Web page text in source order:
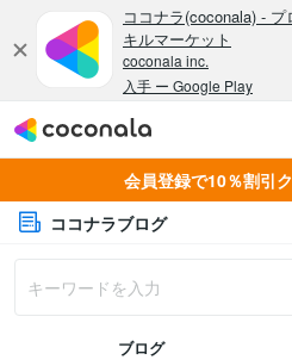
会員登録で10％割引
ココナラブログ
ブログ